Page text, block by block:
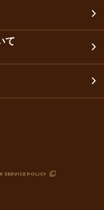
て
SERVICE POLICY